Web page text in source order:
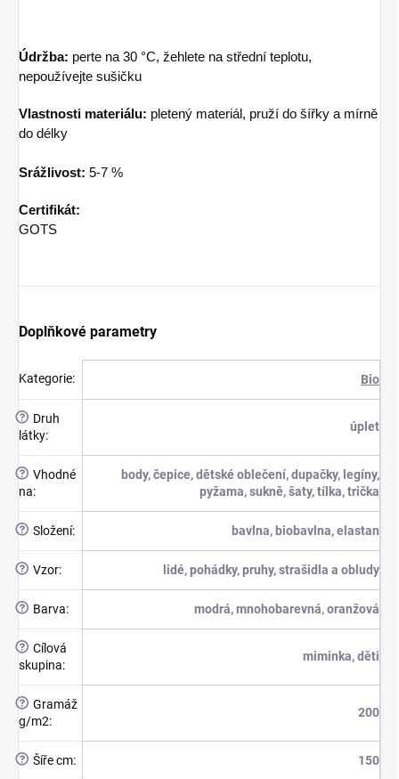
Údržba: perte na 30 °C, žehlete na střední teplotu,
nepoužívejte sušičku
Vlastnosti materiálu: pletený materiál, pruží do šířky a mírně
do délky
Srážlivost: 5-7 %
Certifikát:
GOTS
Doplňkové parametry
Kategorie: Bio
?
Druh
látky:
úplet
? Vhodné
na:
body, čepice, dětské oblečení, dupačky, legíny,
pyžama, sukně, šaty, tílka, trička
? Složení: bavlna, biobavlna, elastan
? Vzor: lidé, pohádky, pruhy, strašidla a obludy
? Barva: modrá, mnohobarevná, oranžová
? Cílová
skupina:
miminka, děti
? Gramáž
g/m2:
200
? Šíře cm: 150